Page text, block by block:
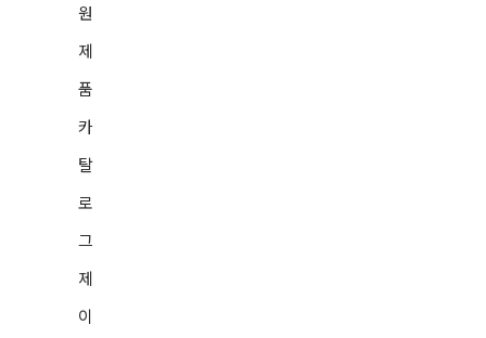
원
제
품
카
탈
로
그
제
이
한국장학재단
국민건강보험
영업 및 제품문의 상담
컨텐츠 아카이빙
세요!
02-6953-4660